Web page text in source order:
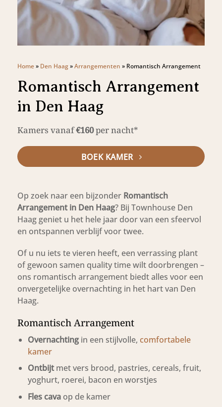
Home» Den Haag»Arrangementen » Romantisch Arrangement
Romantisch Arrangement
in Den Haag
Kamers vanaf€160per nacht*
BOEK KAMER
Op zoek naar een bijzonder Romantisch
Arrangement in Den Haag? Bij Townhouse Den
Haag geniet u het hele jaar door van een sfeervol
en ontspannen verblijf voor twee.
Of u nu iets te vieren heeft, een verrassing plant
of gewoon samen quality time wilt doorbrengen –
ons romantisch arrangement biedt alles voor een
onvergetelijke overnachting in het hart van Den
Haag.
Romantisch Arrangement
Overnachtingin een stijlvolle, comfortabele
kamer
Ontbijtmet vers brood, pastries, cereals, fruit,
yoghurt, roerei, bacon en worstjes
Fles cavaop de kamer